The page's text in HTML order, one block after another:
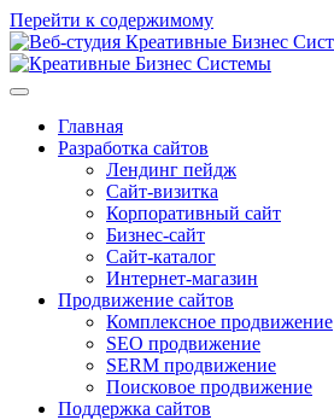
Перейти к содержимому
Главная
Разработка сайтов
Лендинг пейдж
Сайт-визитка
Корпоративный сайт
Бизнес-сайт
Сайт-каталог
Интернет-магазин
Продвижение сайтов
Комплексное продвижение
SEO продвижение
SERM продвижение
Поисковое продвижение
Поддержка сайтов